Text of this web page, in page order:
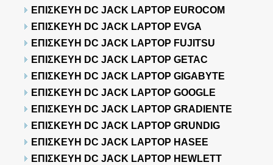
ΕΠΙΣΚΕΥΗ DC JACK LAPTOP EUROCOM
ΕΠΙΣΚΕΥΗ DC JACK LAPTOP EVGA
ΕΠΙΣΚΕΥΗ DC JACK LAPTOP FUJITSU
ΕΠΙΣΚΕΥΗ DC JACK LAPTOP GETAC
ΕΠΙΣΚΕΥΗ DC JACK LAPTOP GIGABYTE
ΕΠΙΣΚΕΥΗ DC JACK LAPTOP GOOGLE
ΕΠΙΣΚΕΥΗ DC JACK LAPTOP GRADIENTE
ΕΠΙΣΚΕΥΗ DC JACK LAPTOP GRUNDIG
ΕΠΙΣΚΕΥΗ DC JACK LAPTOP HASEE
ΕΠΙΣΚΕΥΗ DC JACK LAPTOP HEWLETT